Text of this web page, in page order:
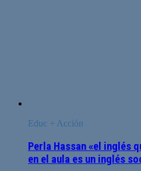
Educ + Acción
Perla Hassan «el inglés
en el aula es un inglés